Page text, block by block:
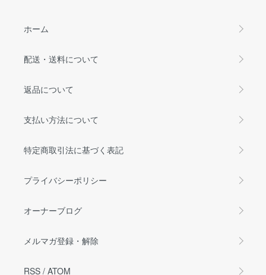
ホーム
配送・送料について
返品について
支払い方法について
特定商取引法に基づく表記
プライバシーポリシー
オーナーブログ
メルマガ登録・解除
RSS / ATOM